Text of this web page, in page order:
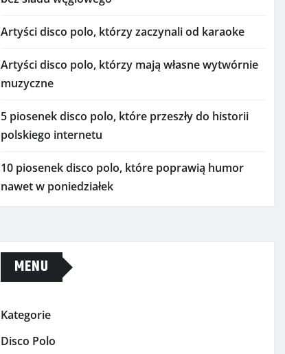
Artyści disco polo, którzy zaczynali od karaoke
Artyści disco polo, którzy mają własne wytwórnie
muzyczne
5 piosenek disco polo, które przeszły do historii
polskiego internetu
10 piosenek disco polo, które poprawią humor
nawet w poniedziałek
MENU
Kategorie
Disco Polo